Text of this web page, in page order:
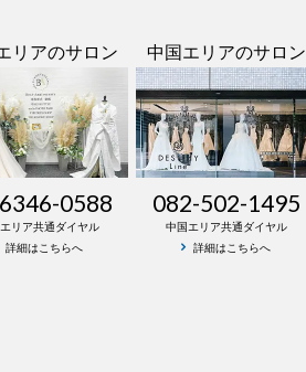
リアのサロン
0588
リア共通ダイヤル
詳細はこちらへ
中国エリアのサロン
082-502-1495
中国エリア共通ダイヤル
詳細はこちらへ